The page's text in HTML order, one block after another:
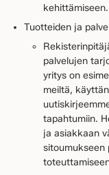
kehittämiseen.
Tuotteiden ja
palvelujen
yritys on
meiltä,
tapahtumiin.
ja asiakkaan
sitoumukseen